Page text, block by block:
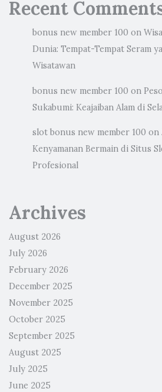
Recent
bonus new member 100 on
Dunia: Tempat-Tempat Seram
Wisatawan
bonus new member 100 on
Sukabumi: Keajaiban Alam di
slot bonus new member 100 on
Kenyamanan Bermain di Situs
Profesional
Archives
August 2026
July 2026
February 2026
December 2025
November 2025
October 2025
September 2025
August 2025
July 2025
June 2025